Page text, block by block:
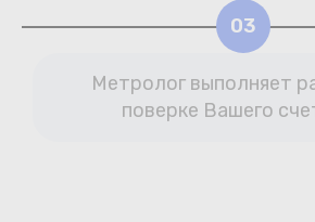
03
Метролог выполняет
поверке Вашего